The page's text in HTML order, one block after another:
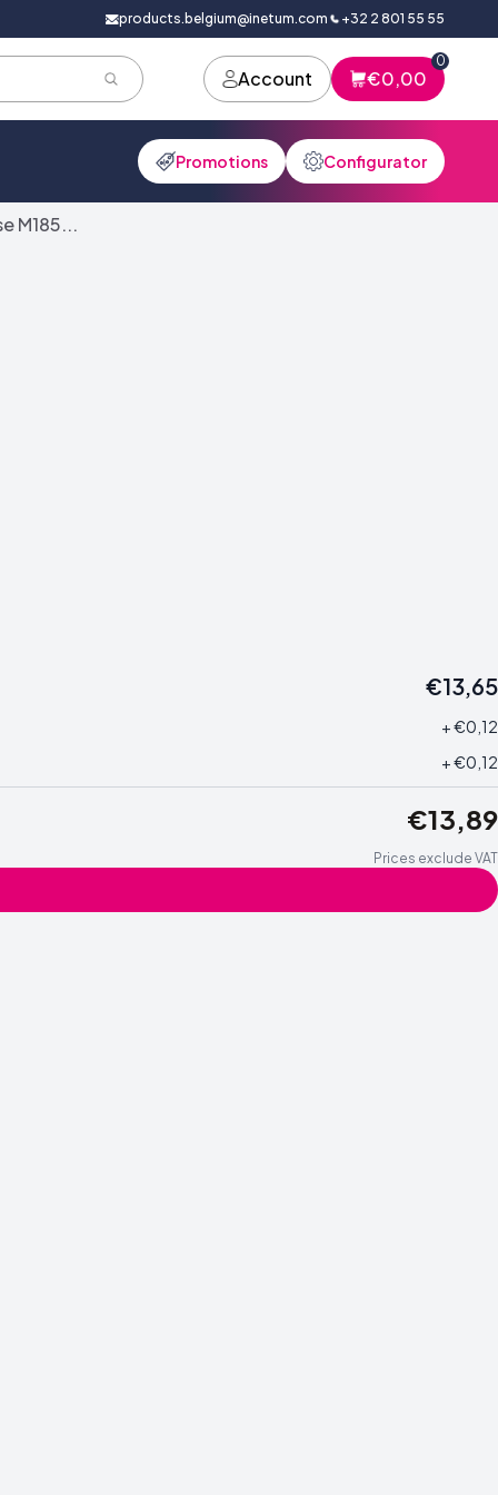
products.belgium@inetum.com +32 2 801 55 55
Account €0,00
0
Promotions Configurator
M185...
€13,65
+ €0,12
+ €0,12
€13,89
Prices exclude VAT